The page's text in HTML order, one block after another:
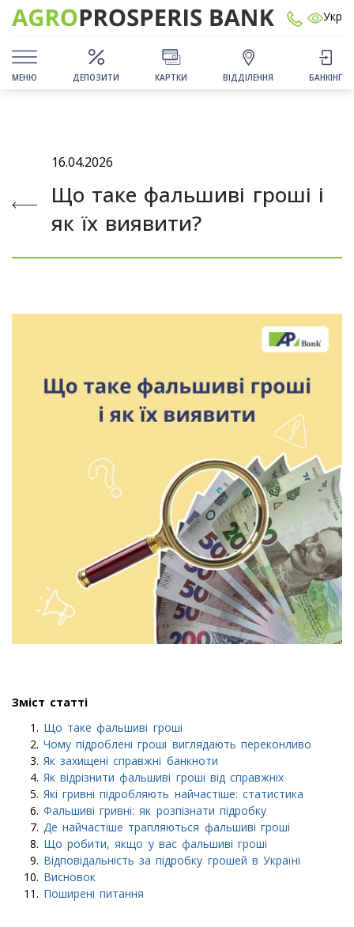
Укр
МЕНЮ ДЕПОЗИТИ КАРТКИ ВІДДІЛЕННЯ БАНКІНГ
16.04.2026
Що таке фальшиві гроші і
як їх виявити?
Зміст статті
Що таке фальшиві гроші
Чому підроблені гроші виглядають переконливо
Як захищені справжні банкноти
Як відрізнити фальшиві гроші від справжніх
Які гривні підробляють найчастіше: статистика
Фальшиві гривні: як розпізнати підробку
Де найчастіше трапляються фальшиві гроші
Що робити, якщо у вас фальшиві гроші
Відповідальність за підробку грошей в Україні
Висновок
Поширені питання